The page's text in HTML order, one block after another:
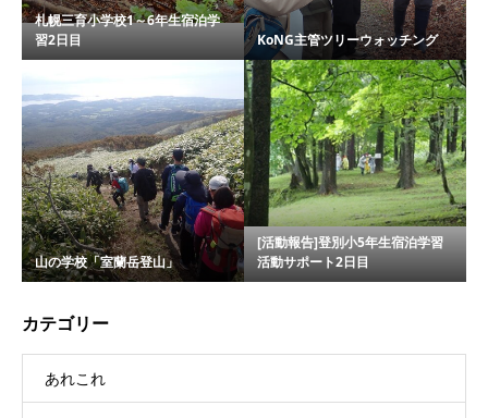
札幌三育小学校1～6年生宿泊学
習2日目
KoNG主管ツリーウォッチング
山の学校「室蘭岳登山」
[活動報告]登別小5年生宿泊学習
活動サポート2日目
カテゴリー
あれこれ